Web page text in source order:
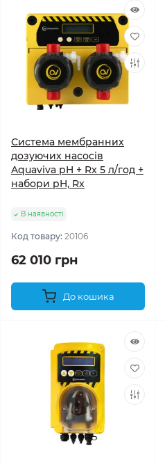
Система мембранних
дозуючих насосів
Aquaviva pH + Rx 5 л/год +
набори pH, Rx
В наявності
Код товару: 20106
62 010 грн
До кошика